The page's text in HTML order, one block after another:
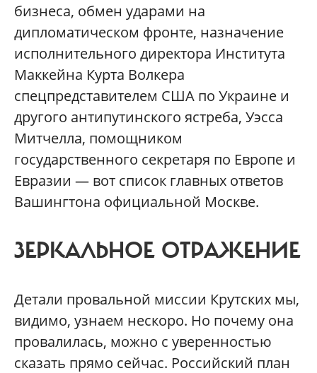
бизнеса, обмен ударами на
дипломатическом фронте, назначение
исполнительного директора Института
Маккейна Курта Волкера
спецпредставителем США по Украине и
другого антипутинского ястреба, Уэсса
Митчелла, помощником
государственного секретаря по Европе и
Евразии — вот список главных ответов
Вашингтона официальной Москве.
ЗЕРКАЛЬНОЕ ОТРАЖЕНИЕ
Детали провальной миссии Крутских мы,
видимо, узнаем нескоро. Но почему она
провалилась, можно с уверенностью
сказать прямо сейчас. Российский план